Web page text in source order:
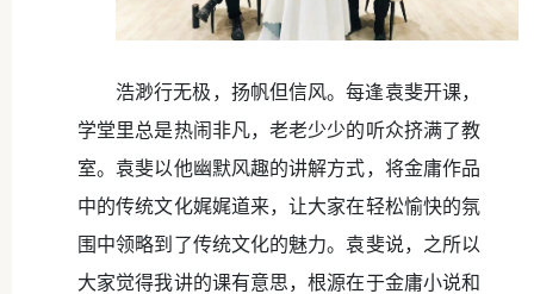
浩渺行无极，扬帆但信风。每逢袁斐开课，
学堂里总是热闹非凡，老老少少的听众挤满了教
室。袁斐以他幽默风趣的讲解方式，将金庸作品
中的传统文化娓娓道来，让大家在轻松愉快的氛
围中领略到了传统文化的魅力。袁斐说，之所以
大家觉得我讲的课有意思，根源在于金庸小说和